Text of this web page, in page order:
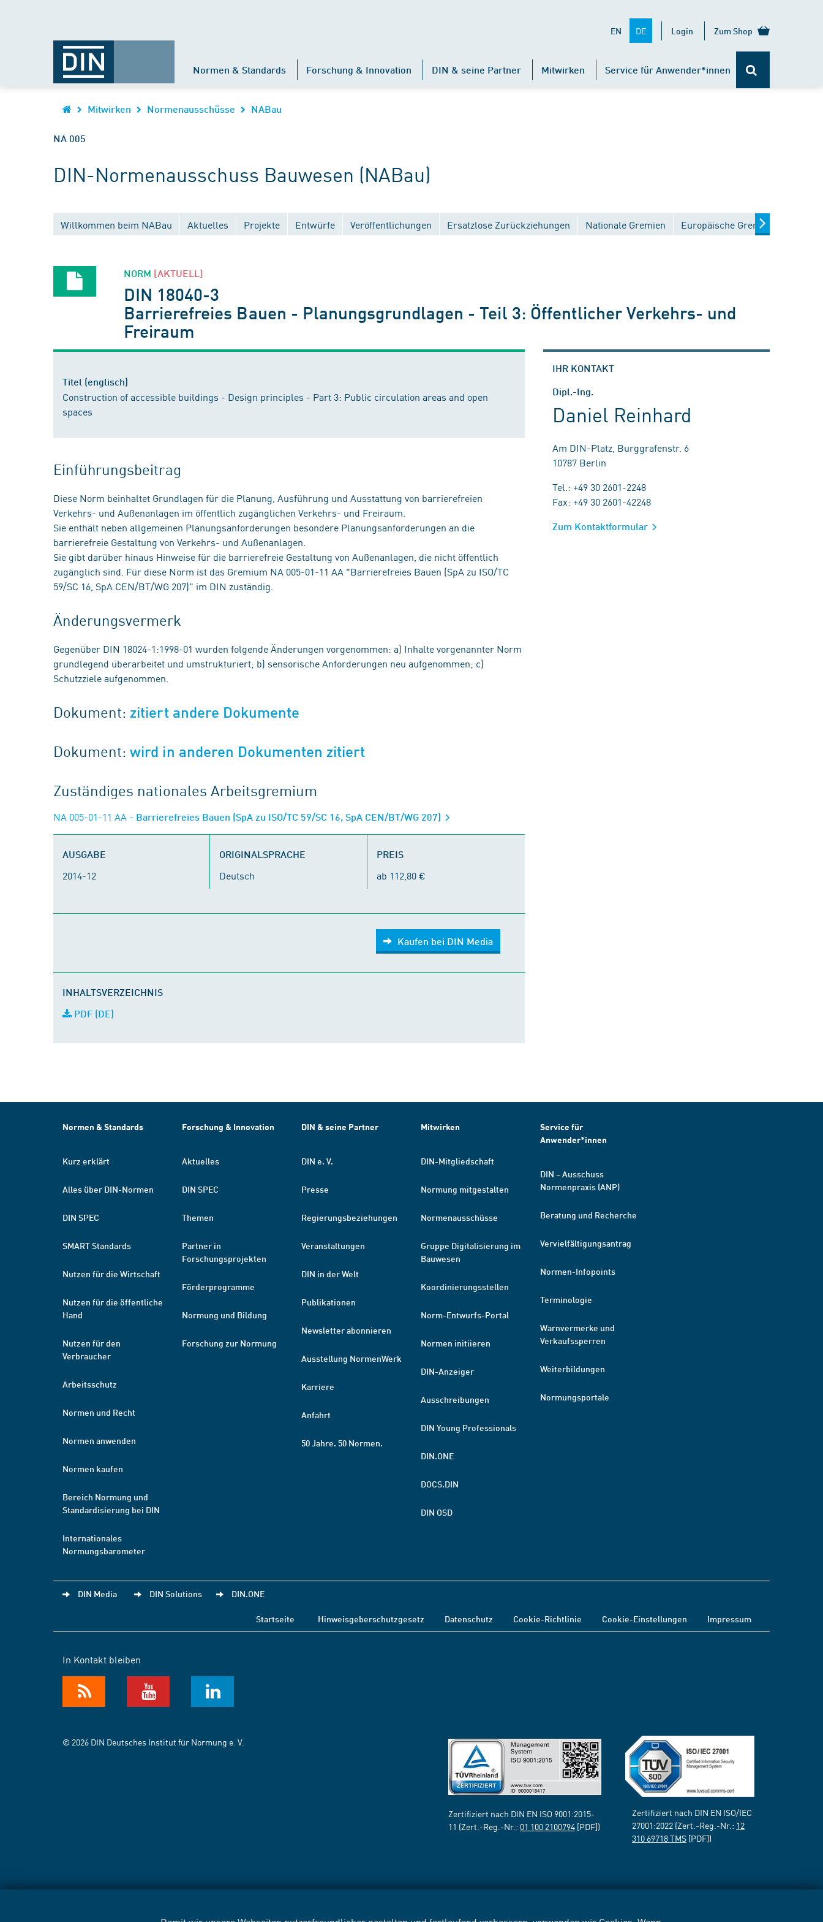
EN DE Login Zum Shop
Normen & Standards Forschung & Innovation DIN & seine Partner Mitwirken Service für Anwender*innen
Mitwirken Normenausschüsse NABau
NA 005
DIN-Normenausschuss Bauwesen (NABau)
Willkommen beim NABau Aktuelles Projekte Entwürfe Veröffentlichungen Ersatzlose Zurückziehungen Nationale Gremien Europäische Gremien
NORM [AKTUELL]
DIN 18040-3
Barrierefreies Bauen - Planungsgrundlagen - Teil 3: Öffentlicher Verkehrs- und
Freiraum
Titel (englisch)
Construction of accessible buildings - Design principles - Part 3: Public circulation areas and open
spaces
Einführungsbeitrag
Diese Norm beinhaltet Grundlagen für die Planung, Ausführung und Ausstattung von barrierefreien
Verkehrs- und Außenanlagen im öffentlich zugänglichen Verkehrs- und Freiraum.
Sie enthält neben allgemeinen Planungsanforderungen besondere Planungsanforderungen an die
barrierefreie Gestaltung von Verkehrs- und Außenanlagen.
Sie gibt darüber hinaus Hinweise für die barrierefreie Gestaltung von Außenanlagen, die nicht öffentlich
zugänglich sind. Für diese Norm ist das Gremium NA 005-01-11 AA "Barrierefreies Bauen (SpA zu ISO/TC
59/SC 16, SpA CEN/BT/WG 207)" im DIN zuständig.
Änderungsvermerk
Gegenüber DIN 18024-1:1998-01 wurden folgende Änderungen vorgenommen: a) Inhalte vorgenannter Norm
grundlegend überarbeitet und umstrukturiert; b) sensorische Anforderungen neu aufgenommen; c)
Schutzziele aufgenommen.
Dokument: zitiert andere Dokumente
Dokument:wird in anderen Dokumenten zitiert
Zuständiges nationales Arbeitsgremium
NA 005-01-11 AA - Barrierefreies Bauen (SpA zu ISO/TC 59/SC 16, SpA CEN/BT/WG 207)
AUSGABE
2014-12
ORIGINALSPRACHE
Deutsch
PREIS
ab 112,80 €
Kaufen bei DIN Media
INHALTSVERZEICHNIS
PDF (DE)
IHR KONTAKT
Dipl.-Ing.
Daniel Reinhard
Am DIN-Platz, Burggrafenstr. 6
10787 Berlin
Tel.: +49 30 2601-2248
Fax: +49 30 2601-42248
Zum Kontaktformular
Normen & Standards
Kurz erklärt
Alles über DIN-Normen
DIN SPEC
SMART Standards
Nutzen für die Wirtschaft
Nutzen für die öffentliche
Hand
Nutzen für den
Verbraucher
Arbeitsschutz
Normen und Recht
Normen anwenden
Normen kaufen
Bereich Normung und
Standardisierung bei DIN
Internationales
Normungsbarometer
Forschung & Innovation
Aktuelles
DIN SPEC
Themen
Partner in
Forschungsprojekten
Förderprogramme
Normung und Bildung
Forschung zur Normung
DIN & seine Partner
DIN e. V.
Presse
Regierungsbeziehungen
Veranstaltungen
DIN in der Welt
Publikationen
Newsletter abonnieren
Ausstellung NormenWerk
Karriere
Anfahrt
50 Jahre. 50 Normen.
Mitwirken
DIN-Mitgliedschaft
Normung mitgestalten
Normenausschüsse
Gruppe Digitalisierung im
Bauwesen
Koordinierungsstellen
Norm-Entwurfs-Portal
Normen initiieren
DIN-Anzeiger
Ausschreibungen
DIN Young Professionals
DIN.ONE
DOCS.DIN
DIN OSD
Service für
Anwender*innen
DIN – Ausschuss
Normenpraxis (ANP)
Beratung und Recherche
Vervielfältigungsantrag
Normen-Infopoints
Terminologie
Warnvermerke und
Verkaufssperren
Weiterbildungen
Normungsportale
DIN Media DIN Solutions DIN.ONE
Startseite Hinweisgeberschutzgesetz Datenschutz Cookie-Richtlinie Cookie-Einstellungen Impressum
In Kontakt bleiben
© 2026 DIN Deutsches Institut für Normung e. V.
Zertifiziert nach DIN EN ISO 9001:2015-
11 (Zert.-Reg.-Nr.: 01 100 2100794 [PDF])
Zertifiziert nach DIN EN ISO/IEC
27001:2022 (Zert.-Reg.-Nr.: 12
310 69718 TMS [PDF])